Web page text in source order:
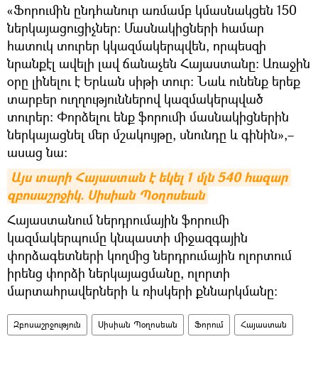
«Ֆորումին ընդհանուր առմամբ կմասնակցեն 150
ներկայացուցիչներ։ Մասնակիցների համար
հատուկ տուրեր կկազմակերպվեն, որպեսզի
նրանքէլ ավելի լավ ճանաչեն Հայաստանը։ Առաջին
օրը լինելու է Երևան սիթի տուր։ Նաև ունենք երեք
տարբեր ուղղություններով կազմակերպված
տուրեր։ Փորձելու ենք ֆորումի մասնակիցներին
ներկայացնել մեր մշակույթը, սնունդը և գինին»,–
ասաց նա։
Այս տարի Հայաստան է եկել 1 մլն 540 հազար
զբոսաշրջիկ. Սիսիան Պօղոսեան
Հայաստանում ներդրումային ֆորումի
կազմակերպումը կնպաստի միջազգային
փորձագետների կողմից ներդրումային ոլորտում
իրենց փորձի ներկայացմանը, ոլորտի
մարտահրավերների և ռիսկերի քննարկմանը:
Զբոսաշրջություն Սիսիան Պօղոսեան Ֆորում Հայաստան